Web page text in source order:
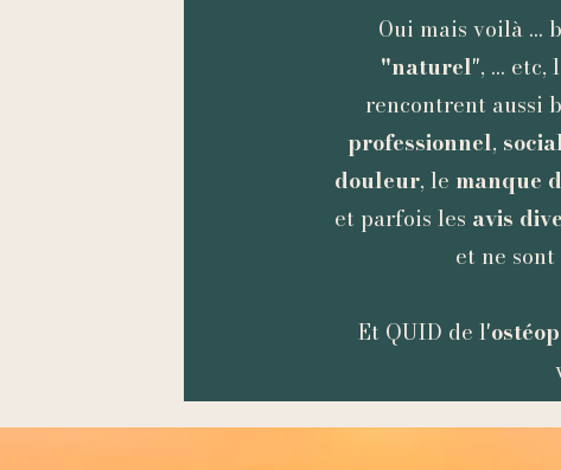
Oui mais voilà ...
"naturel", ... etc,
rencontrent aussi
professionnel,
douleur, le manque
et parfois les avis
et ne
Et QUID de l'